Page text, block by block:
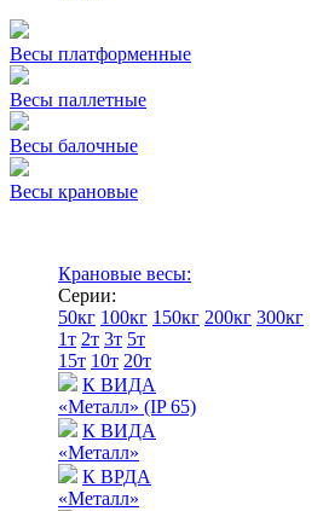
Весы платформенные
Весы паллетные
Весы балочные
Весы крановые
Крановые весы:
Серии:
50кг 100кг 150кг 200кг 300кг
1т 2т 3т 5т
15т 10т 20т
К ВИДА
«Металл» (IP 65)
К ВИДА
«Металл»
К ВРДА
«Металл»